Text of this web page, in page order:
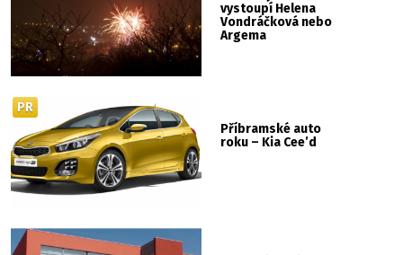
vystoupí Helena
Vondráčková nebo
Argema
Příbramské auto
roku – Kia Cee’d
PR